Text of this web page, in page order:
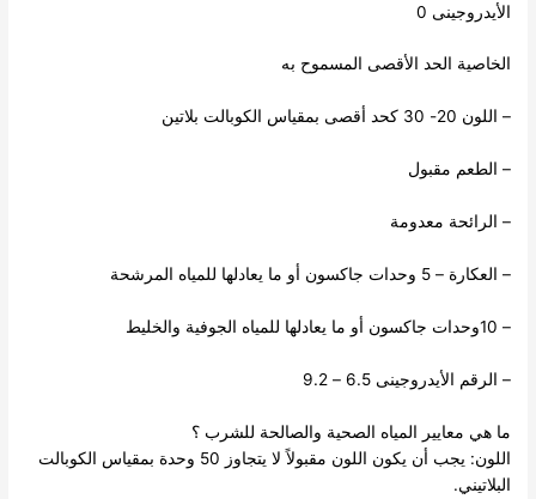
الأيدروجينى 0
الخاصية الحد الأقصى المسموح به
– اللون 20- 30 كحد أقصى بمقياس الكوبالت بلاتين
– الطعم مقبول
– الرائحة معدومة
– العكارة – 5 وحدات جاكسون أو ما يعادلها للمياه المرشحة
– 10وحدات جاكسون أو ما يعادلها للمياه الجوفية والخليط
– الرقم الأيدروجينى 6.5 – 9.2
ما هي معايير المياه الصحية والصالحة للشرب ؟
اللون: يجب أن يكون اللون مقبولاً لا يتجاوز 50 وحدة بمقياس الكوبالت
البلاتيني.